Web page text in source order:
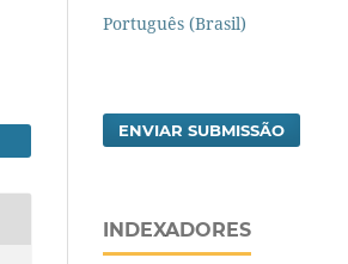
Português (Brasil)
ENVIAR SUBMISSÃO
INDEXADORES